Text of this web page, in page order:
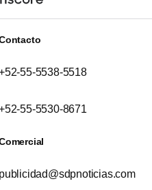
55-5538-5518
55-5530-8671
publicidad@sdpnoticias.com